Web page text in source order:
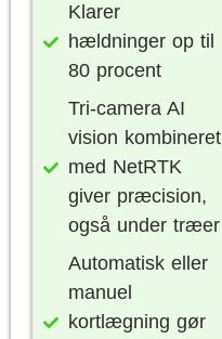
Klarer
hældninger op til
80 procent
Tri-camera AI
vision kombineret
med NetRTK
giver præcision,
også under træer
Automatisk eller
manuel
kortlægning gør